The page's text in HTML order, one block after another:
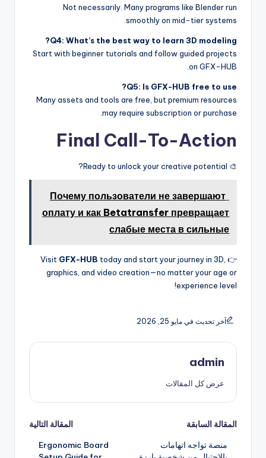
Not necessarily. Many programs like Blender run
smoothly on mid-tier systems.
Q4: What’s the best way to learn 3D modeling?
Start with beginner tutorials and follow guided projects
on GFX-HUB.
Q5: Is GFX-HUB free to use?
Many assets and tools are free, but premium resources
may require subscription or purchase.
Final Call-To-Action
🎨 Ready to unlock your creative potential?
Почему пользователи не завершают
оплату и как Betatransfer превращает
слабые места в сильные
👉 Visit
GFX-HUB today and start your journey in 3D,
graphics, and video creation—no matter your age or
experience level!
آخر تحديث في مايو 25, 2026
admin
عرض كل المقالات
تصفّح
المقالات
المقالة السابقة
منصة تواجه اتهامات
المقالة التالية
Ergonomic Board